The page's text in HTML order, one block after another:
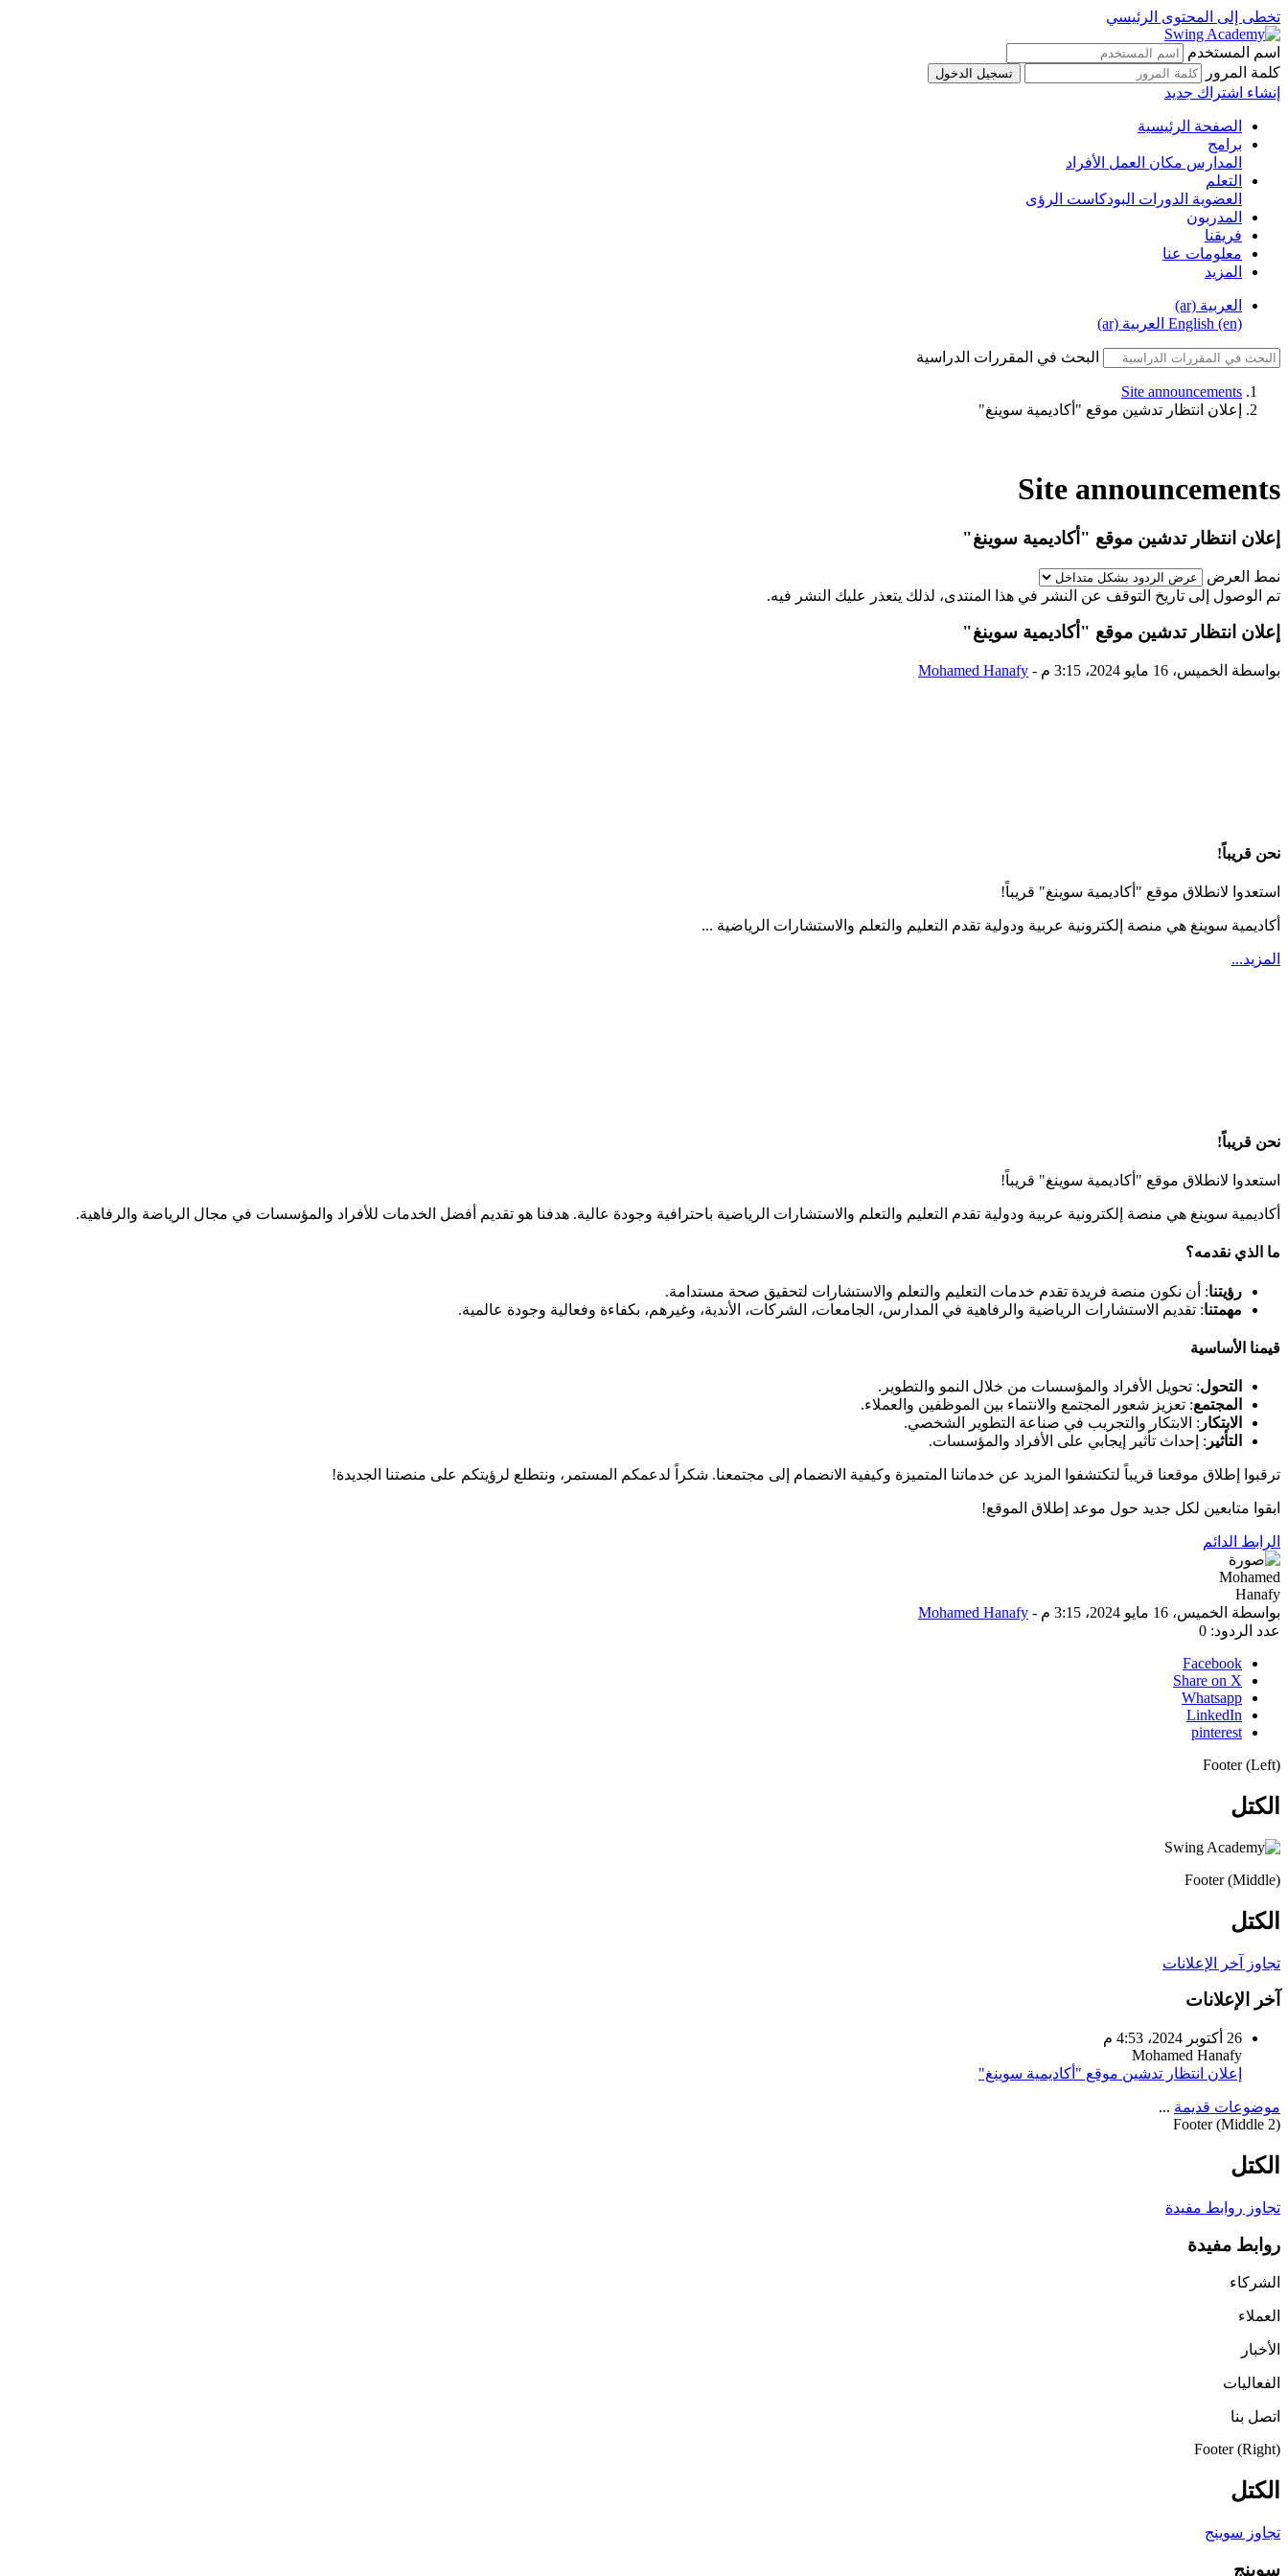
تخطى إلى المحتوى الرئيسي
اسم المستخدم
كلمة المرور
تسجيل الدخول
إنشاء اشتراك جديد
الصفحة الرئيسية
برامج
المدارس مكان العمل الأفراد
التعلم
العضوية الدورات البودكاست الرؤى
المدربون
فريقنا
معلومات عنا
المزيد
العربية ‎(ar)‎
English ‎(en)‎ العربية ‎(ar)‎
البحث في المقررات الدراسية
Site announcements
إعلان انتظار تدشين موقع "أكاديمية سوينغ"
Site announcements
إعلان انتظار تدشين موقع "أكاديمية سوينغ"
نمط العرض
تم الوصول إلى تاريخ التوقف عن النشر في هذا المنتدى، لذلك يتعذر عليك النشر فيه.
إعلان انتظار تدشين موقع "أكاديمية سوينغ"
بواسطة الخميس، 16 مايو 2024، 3:15 م -
Mohamed Hanafy
نحن قريباً!
استعدوا لانطلاق موقع "أكاديمية سوينغ" قريباً!
أكاديمية سوينغ هي منصة إلكترونية عربية ودولية تقدم التعليم والتعلم والاستشارات الرياضية ...
المزيد...
نحن قريباً!
استعدوا لانطلاق موقع "أكاديمية سوينغ" قريباً!
أكاديمية سوينغ هي منصة إلكترونية عربية ودولية تقدم التعليم والتعلم والاستشارات الرياضية باحترافية وجودة عالية. هدفنا هو تقديم أفضل الخدمات للأفراد والمؤسسات في مجال الرياضة والرفاهية.
ما الذي نقدمه؟
رؤيتنا: أن نكون منصة فريدة تقدم خدمات التعليم والتعلم والاستشارات لتحقيق صحة مستدامة.
مهمتنا: تقديم الاستشارات الرياضية والرفاهية في المدارس، الجامعات، الشركات، الأندية، وغيرهم، بكفاءة وفعالية وجودة عالمية.
قيمنا الأساسية
التحول: تحويل الأفراد والمؤسسات من خلال النمو والتطوير.
المجتمع: تعزيز شعور المجتمع والانتماء بين الموظفين والعملاء.
الابتكار : الابتكار والتجريب في صناعة التطوير الشخصي.
التأثير : إحداث تأثير إيجابي على الأفراد والمؤسسات.
ترقبوا إطلاق موقعنا قريباً لتكتشفوا المزيد عن خدماتنا المتميزة وكيفية الانضمام إلى مجتمعنا. شكراً لدعمكم المستمر، ونتطلع لرؤيتكم على منصتنا الجديدة!
ابقوا متابعين لكل جديد حول موعد إطلاق الموقع!
الرابط الدائم
بواسطة الخميس، 16 مايو 2024، 3:15 م -
Mohamed Hanafy
عدد الردود: 0
Facebook
Share on X
Whatsapp
LinkedIn
pinterest
Footer (Left)
الكتل
Footer (Middle)
الكتل
تجاوز آخر الإعلانات
آخر الإعلانات
26 أكتوبر 2024، 4:53 م
Mohamed Hanafy
إعلان انتظار تدشين موقع "أكاديمية سوينغ"
موضوعات قديمة ...
Footer (Middle 2)
الكتل
تجاوز روابط مفيدة
روابط مفيدة
الشركاء
العملاء
الأخبار
الفعاليات
اتصل بنا
Footer (Right)
الكتل
تجاوز سوينج
سوينج